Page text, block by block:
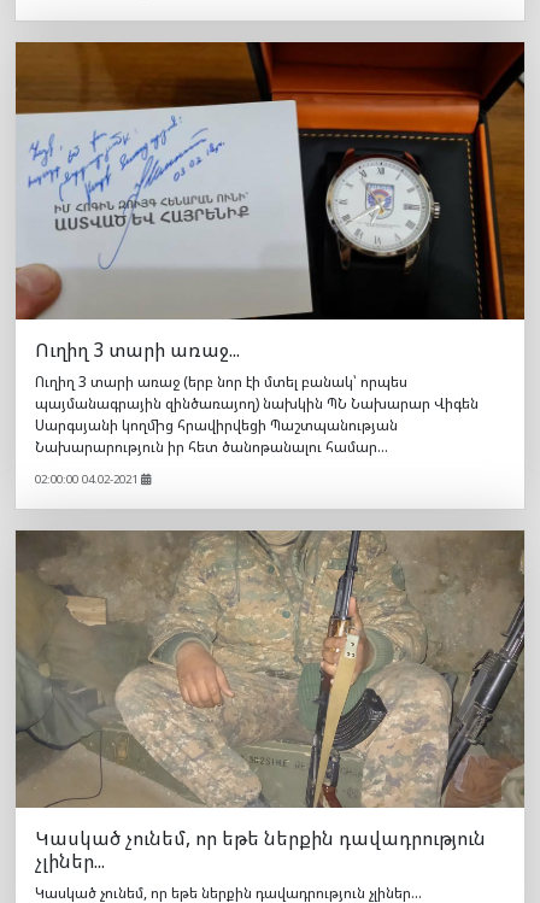
Ուղիղ 3 տարի առաջ...
Ուղիղ 3 տարի առաջ (երբ նոր էի մտել բանակ՝ որպես
պայմանագրային զինծառայող) նախկին ՊՆ Նախարար Վիգեն
Սարգսյանի կողմից հրավիրվեցի Պաշտպանության
Նախարարություն իր հետ ծանոթանալու համար...
02:00:00 04.02-2021
Կասկած չունեմ, որ եթե ներքին դավադրություն
չլիներ...
Կասկած չունեմ, որ եթե ներքին դավադրություն չլիներ...